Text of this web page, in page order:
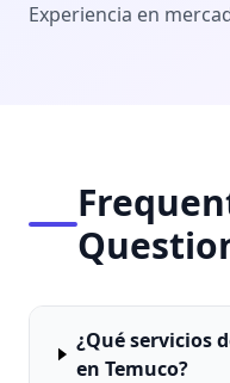
Experiencia en
¿Qué servicios
en Temuco?